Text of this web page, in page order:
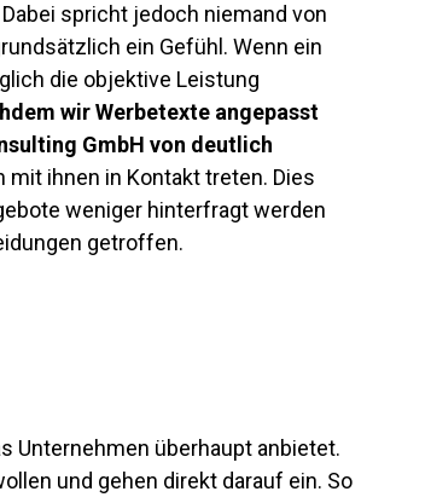
spricht jedoch niemand von
ein Gefühl. Wenn ein
die objektive Leistung
wir Werbetexte angepasst
GmbH von deutlich
mit ihnen in Kontakt treten. Dies
weniger hinterfragt werden
getroffen.
Unternehmen überhaupt anbietet.
und gehen direkt darauf ein. So